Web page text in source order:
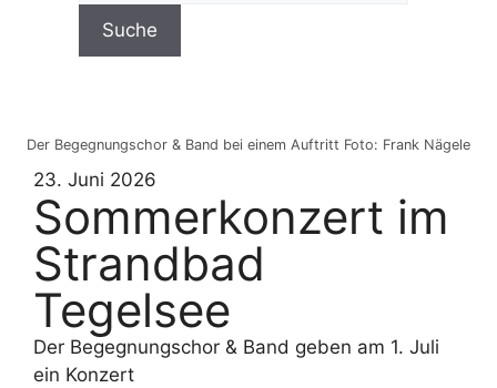
Der Begegnungschor & Band bei einem Auftritt Foto: Frank Nägele
23. Juni 2026
Sommerkonzert im
Strandbad
Tegelsee
Der Begegnungschor & Band geben am 1. Juli
ein Konzert